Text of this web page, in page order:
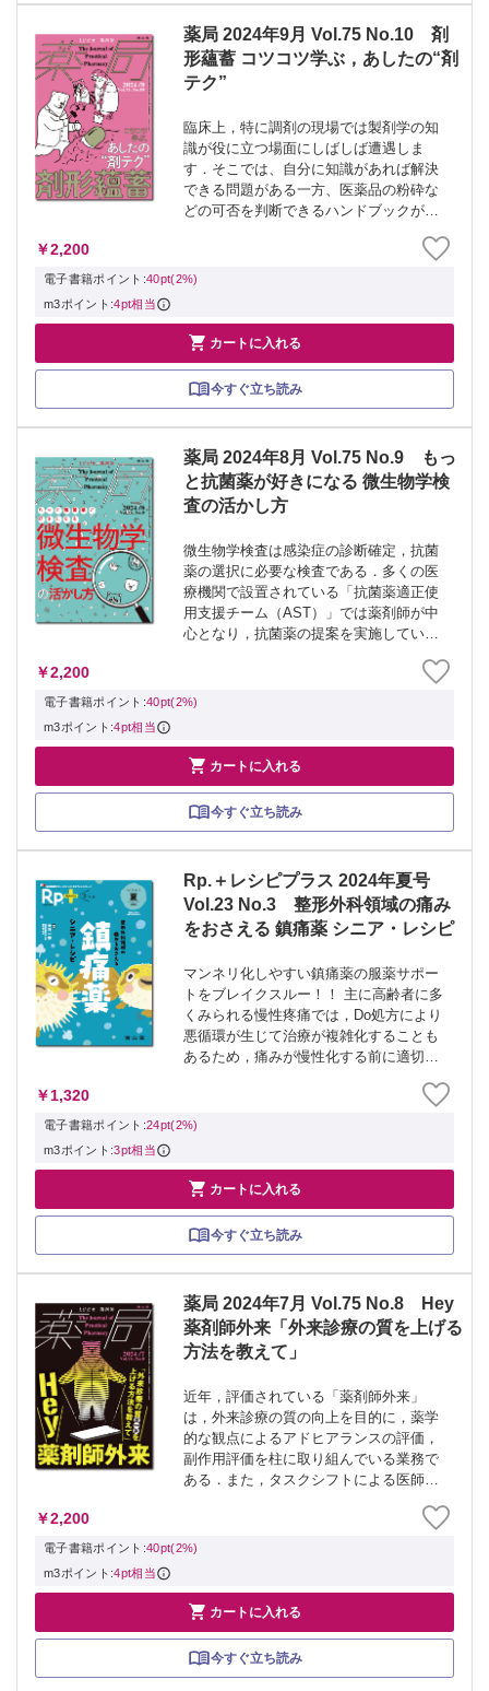
薬局 2024年9月 Vol.75 No.10 剤
形蘊蓄 コツコツ学ぶ，あしたの“剤
テク”
臨床上，特に調剤の現場では製剤学の知
識が役に立つ場面にしばしば遭遇しま
す．そこでは、自分に知識があれば解決
できる問題がある一方、医薬品の粉砕な
どの可否を判断できるハンドブックがあ
い場合も少なくありません。 本特集で
は、問題解決に製剤学の知識が求められ
￥2,200
電子書籍ポイント:40pt(2%)
m3ポイント:4pt相当
 カートに入れる
今すぐ立ち読み
薬局 2024年8月 Vol.75 No.9 もっ
と抗菌薬が好きになる 微生物学検
査の活かし方
微生物学検査は感染症の診断確定，抗菌
薬の選択に必要な検査である．多くの医
療機関で設置されている「抗菌薬適正使
用支援チーム（AST）」では薬剤師が中
心となり，抗菌薬の提案を実施してい
のためには，薬剤師も微生物学検査の結
果だけでなく，検査を取り巻く情報（正
￥2,200
電子書籍ポイント:40pt(2%)
m3ポイント:4pt相当
 カートに入れる
今すぐ立ち読み
Rp.＋レシピプラス 2024年夏号
Vol.23 No.3 整形外科領域の痛み
をおさえる 鎮痛薬 シニア・レシピ
マンネリ化しやすい鎮痛薬の服薬サポー
トをブレイクスルー！！ 主に高齢者に多
くみられる慢性疼痛では，Do処方により
悪循環が生じて治療が複雑化することも
あるため，痛みが慢性化する前に適切な
重要です．また，高齢者の薬物療法は，
鎮痛薬の副作用や生理機能の低下などに
￥1,320
電子書籍ポイント:24pt(2%)
m3ポイント:3pt相当
 カートに入れる
今すぐ立ち読み
薬局 2024年7月 Vol.75 No.8 Hey
薬剤師外来「外来診療の質を上げる
方法を教えて」
近年，評価されている「薬剤師外来」
は，外来診療の質の向上を目的に，薬学
的な観点によるアドヒアランスの評価，
副作用評価を柱に取り組んでいる業務で
ある．また，タスクシフトによる医師の
なども期待されており，薬剤師外来は薬
学的な専門性を能動的に発揮できる重要
￥2,200
電子書籍ポイント:40pt(2%)
m3ポイント:4pt相当
 カートに入れる
今すぐ立ち読み